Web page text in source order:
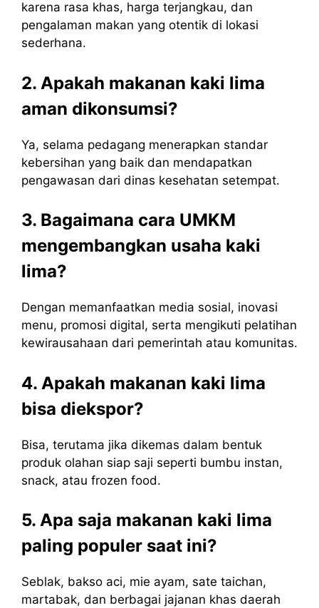
karena rasa khas, harga terjangkau, dan
pengalaman makan yang otentik di lokasi
sederhana.
2. Apakah makanan kaki lima
aman dikonsumsi?
Ya, selama pedagang menerapkan standar
kebersihan yang baik dan mendapatkan
pengawasan dari dinas kesehatan setempat.
3. Bagaimana cara UMKM
mengembangkan usaha kaki
lima?
Dengan memanfaatkan media sosial, inovasi
menu, promosi digital, serta mengikuti pelatihan
kewirausahaan dari pemerintah atau komunitas.
4. Apakah makanan kaki lima
bisa diekspor?
Bisa, terutama jika dikemas dalam bentuk
produk olahan siap saji seperti bumbu instan,
snack, atau frozen food.
5. Apa saja makanan kaki lima
paling populer saat ini?
Seblak, bakso aci, mie ayam, sate taichan,
martabak, dan berbagai jajanan khas daerah